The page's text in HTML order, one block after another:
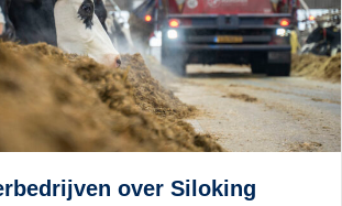
over Siloking